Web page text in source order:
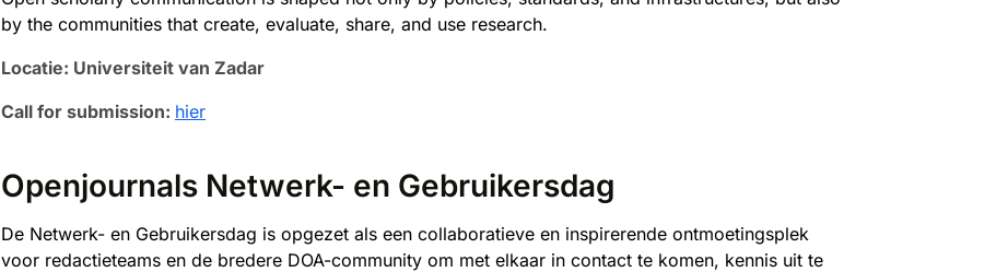
by the communities that create, evaluate, share, and use research.
Locatie: Universiteit van Zadar
Call for submission: hier
Openjournals Netwerk- en Gebruikersdag
De Netwerk- en Gebruikersdag is opgezet als een collaboratieve en inspirerende ontmoetingsplek
voor redactieteams en de bredere DOA-community om met elkaar in contact te komen, kennis uit te